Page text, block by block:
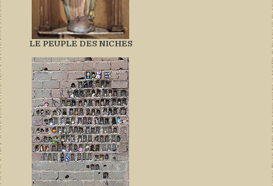
LE PEUPLE DES NICHES